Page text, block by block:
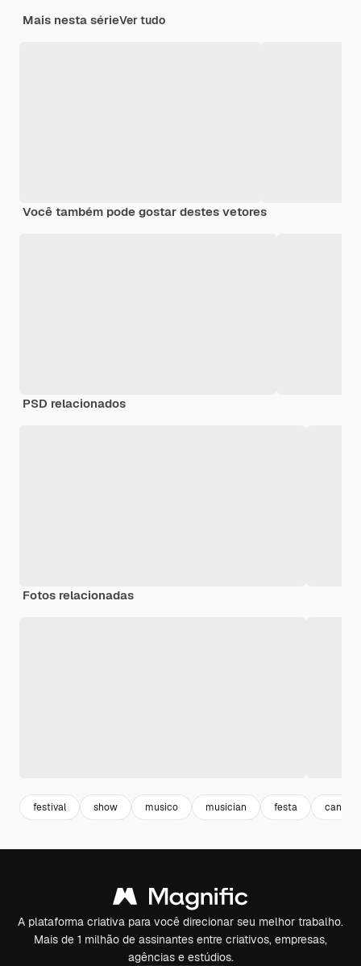
Mais nesta sérieVer tudo
Você também pode gostar destes vetores
PSD relacionados
Fotos relacionadas
festival show musico musician festa
A plataforma criativa para você direcionar seu melhor trabalho.
Mais de 1 milhão de assinantes entre criativos, empresas,
agências e estúdios.